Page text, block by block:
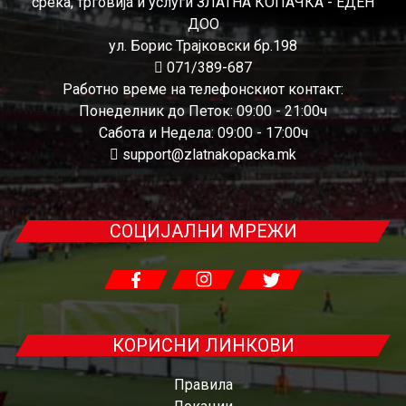
ДОО
ул. Борис Трајковски бр.198
071/389-687
Работно време на телефонскиот контакт:
Понеделник до Петок: 09:00 - 21:00ч
Сабота и Недела: 09:00 - 17:00ч
support@zlatnakopacka.mk
СОЦИЈАЛНИ МРЕЖИ
КОРИСНИ ЛИНКОВИ
Правила